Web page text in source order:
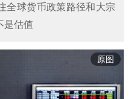
全球货币政策路径和大宗
是估值
原图